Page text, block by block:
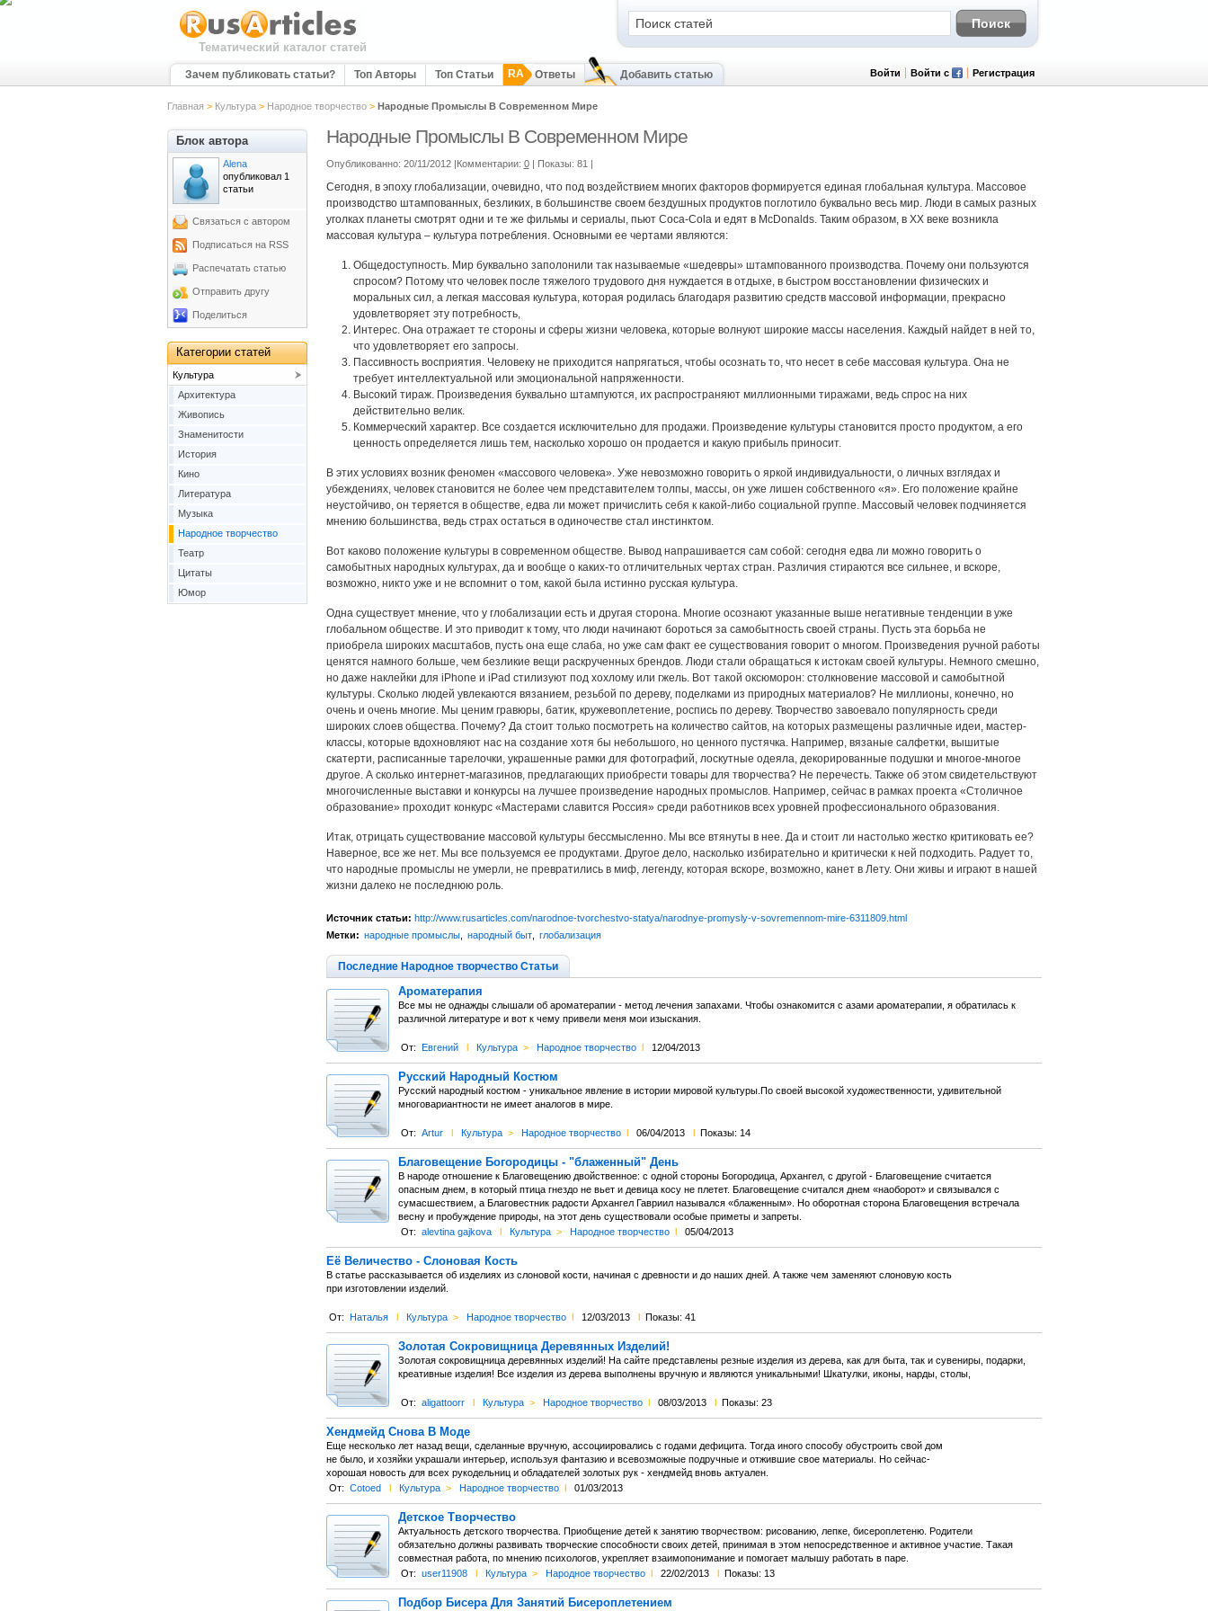
Тематический каталог статей
Зачем публиковать статьи? Топ Авторы Топ Статьи RA Ответы Добавить статью Войти Войти с Регистрация
Главная > Культура> Народное творчество> Народные Промыслы В Современном Мире
Народные Промыслы В Современном Мире
Опубликованно: 20/11/2012 |Комментарии: 0 | Показы: 81 |
Сегодня, в эпоху глобализации, очевидно, что под воздействием многих факторов формируется единая глобальная культура. Массовое
производство штампованных, безликих, в большинстве своем бездушных продуктов поглотило буквально весь мир. Люди в самых разных
уголках планеты смотрят одни и те же фильмы и сериалы, пьют Coca-Cola и едят в McDonalds. Таким образом, в XX веке возникла
массовая культура – культура потребления. Основными ее чертами являются:
Общедоступность. Мир буквально заполонили так называемые «шедевры» штампованного производства. Почему они пользуются
спросом? Потому что человек после тяжелого трудового дня нуждается в отдыхе, в быстром восстановлении физических и
моральных сил, а легкая массовая культура, которая родилась благодаря развитию средств массовой информации, прекрасно
удовлетворяет эту потребность,
Интерес. Она отражает те стороны и сферы жизни человека, которые волнуют широкие массы населения. Каждый найдет в ней то,
что удовлетворяет его запросы.
Пассивность восприятия. Человеку не приходится напрягаться, чтобы осознать то, что несет в себе массовая культура. Она не
требует интеллектуальной или эмоциональной напряженности.
Высокий тираж. Произведения буквально штампуются, их распространяют миллионными тиражами, ведь спрос на них
действительно велик.
Коммерческий характер. Все создается исключительно для продажи. Произведение культуры становится просто продуктом, а его
ценность определяется лишь тем, насколько хорошо он продается и какую прибыль приносит.
В этих условиях возник феномен «массового человека». Уже невозможно говорить о яркой индивидуальности, о личных взглядах и
убеждениях, человек становится не более чем представителем толпы, массы, он уже лишен собственного «я». Его положение крайне
неустойчиво, он теряется в обществе, едва ли может причислить себя к какой-либо социальной группе. Массовый человек подчиняется
мнению большинства, ведь страх остаться в одиночестве стал инстинктом.
Вот каково положение культуры в современном обществе. Вывод напрашивается сам собой: сегодня едва ли можно говорить о
самобытных народных культурах, да и вообще о каких-то отличительных чертах стран. Различия стираются все сильнее, и вскоре,
возможно, никто уже и не вспомнит о том, какой была истинно русская культура.
Одна существует мнение, что у глобализации есть и другая сторона. Многие осознают указанные выше негативные тенденции в уже
глобальном обществе. И это приводит к тому, что люди начинают бороться за самобытность своей страны. Пусть эта борьба не
приобрела широких масштабов, пусть она еще слаба, но уже сам факт ее существования говорит о многом. Произведения ручной работы
ценятся намного больше, чем безликие вещи раскрученных брендов. Люди стали обращаться к истокам своей культуры. Немного смешно,
но даже наклейки для iPhone и iPad стилизуют под хохлому или гжель. Вот такой оксюморон: столкновение массовой и самобытной
культуры. Сколько людей увлекаются вязанием, резьбой по дереву, поделками из природных материалов? Не миллионы, конечно, но
очень и очень многие. Мы ценим гравюры, батик, кружевоплетение, роспись по дереву. Творчество завоевало популярность среди
широких слоев общества. Почему? Да стоит только посмотреть на количество сайтов, на которых размещены различные идеи, мастер-
классы, которые вдохновляют нас на создание хотя бы небольшого, но ценного пустячка. Например, вязаные салфетки, вышитые
скатерти, расписанные тарелочки, украшенные рамки для фотографий, лоскутные одеяла, декорированные подушки и многое-многое
другое. А сколько интернет-магазинов, предлагающих приобрести товары для творчества? Не перечесть. Также об этом свидетельствуют
многочисленные выставки и конкурсы на лучшее произведение народных промыслов. Например, сейчас в рамках проекта «Столичное
образование» проходит конкурс «Мастерами славится Россия» среди работников всех уровней профессионального образования.
Итак, отрицать существование массовой культуры бессмысленно. Мы все втянуты в нее. Да и стоит ли настолько жестко критиковать ее?
Наверное, все же нет. Мы все пользуемся ее продуктами. Другое дело, насколько избирательно и критически к ней подходить. Радует то,
что народные промыслы не умерли, не превратились в миф, легенду, которая вскоре, возможно, канет в Лету. Они живы и играют в нашей
жизни далеко не последнюю роль.
Источник статьи: http://www.rusarticles.com/narodnoe-tvorchestvo-statya/narodnye-promysly-v-sovremennom-mire-6311809.html
Метки: народные промыслы, народный быт, глобализация
Последние Народное творчество Статьи
Ароматерапия
Все мы не однажды слышали об ароматерапии - метод лечения запахами. Чтобы ознакомится с азами ароматерапии, я обратилась к
различной литературе и вот к чему привели меня мои изыскания.
От: Евгений l Культура > Народное творчество l 12/04/2013
Русский Народный Костюм
Русский народный костюм - уникальное явление в истории мировой культуры.По своей высокой художественности, удивительной
многовариантности не имеет аналогов в мире.
От: Artur l Культура > Народное творчество l 06/04/2013 l Показы: 14
Благовещение Богородицы - "блаженный" День
В народе отношение к Благовещению двойственное: с одной стороны Богородица, Архангел, с другой - Благовещение считается
опасным днем, в который птица гнездо не вьет и девица косу не плетет. Благовещение считался днем «наоборот» и связывался с
сумасшествием, а Благовестник радости Архангел Гавриил назывался «блаженным». Но оборотная сторона Благовещения встречала
весну и пробуждение природы, на этот день существовали особые приметы и запреты.
От: alevtina gajkova l Культура > Народное творчество l 05/04/2013
Её Величество - Слоновая Кость
В статье рассказывается об изделиях из слоновой кости, начиная с древности и до наших дней. А также чем заменяют слоновую кость
при изготовлении изделий.
От: Наталья l Культура > Народное творчество l 12/03/2013 l Показы: 41
Золотая Сокровищница Деревянных Изделий!
Золотая сокровищница деревянных изделий! На сайте представлены резные изделия из дерева, как для быта, так и сувениры, подарки,
креативные изделия! Все изделия из дерева выполнены вручную и являются уникальными! Шкатулки, иконы, нарды, столы,
От: aligattoorr l Культура > Народное творчество l 08/03/2013 l Показы: 23
Хендмейд Снова В Моде
Еще несколько лет назад вещи, сделанные вручную, ассоциировались с годами дефицита. Тогда иного способу обустроить свой дом
не было, и хозяйки украшали интерьер, используя фантазию и всевозможные подручные и отжившие свое материалы. Но сейчас-
хорошая новость для всех рукодельниц и обладателей золотых рук - хендмейд вновь актуален.
От: Cotoed l Культура > Народное творчество l 01/03/2013
Детское Творчество
Актуальность детского творчества. Приобщение детей к занятию творчеством: рисованию, лепке, бисероплетеню. Родители
обязательно должны развивать творческие способности своих детей, принимая в этом непосредственное и активное участие. Такая
совместная работа, по мнению психологов, укрепляет взаимопонимание и помогает малышу работать в паре.
От: user11908 l Культура > Народное творчество l 22/02/2013 l Показы: 13
Подбор Бисера Для Занятий Бисероплетением
Блок автора
Alena
опубликовал 1
статьи
Связаться с автором
Подписаться на RSS
Распечатать статью
Отправить другу
Поделиться
Категории статей
Культура
Архитектура
Живопись
Знаменитости
История
Кино
Литература
Музыка
Народное творчество
Театр
Цитаты
Юмор